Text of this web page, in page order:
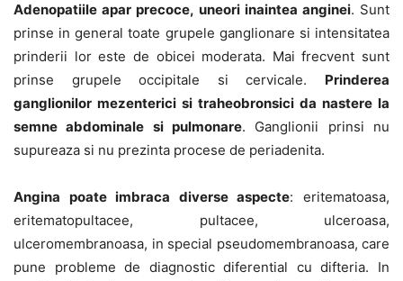
Adenopatiile apar precoce, uneori inaintea anginei. Sunt
prinse in general toate grupele ganglionare si intensitatea
prinderii lor este de obicei moderata. Mai frecvent sunt
prinse grupele occipitale si cervicale. Prinderea
ganglionilor mezenterici si traheobronsici da nastere la
semne abdominale si pulmonare. Ganglionii prinsi nu
supureaza si nu prezinta procese de periadenita.
Angina poate imbraca diverse aspecte: eritematoasa,
eritematopultacee, pultacee, ulceroasa,
ulceromembranoasa, in special pseudomembranoasa, care
pune probleme de diagnostic diferential cu difteria. In